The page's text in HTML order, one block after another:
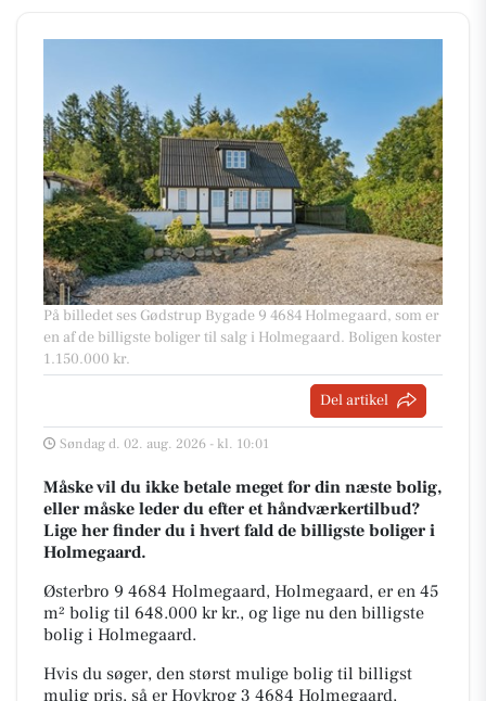
På billedet ses Gødstrup Bygade 9 4684 Holmegaard, som er
en af de billigste boliger til salg i Holmegaard. Boligen koster
1.150.000 kr.
Del artikel
Søndag d. 02. aug. 2026 - kl. 10:01
Måske vil du ikke betale meget for din næste bolig,
eller måske leder du efter et håndværkertilbud?
Lige her finder du i hvert fald de billigste boliger i
Holmegaard.
Østerbro 9 4684 Holmegaard, Holmegaard, er en 45
m² bolig til 648.000 kr kr., og lige nu den billigste
bolig i Holmegaard.
Hvis du søger, den størst mulige bolig til billigst
mulig pris, så er Hovkrog 3 4684 Holmegaard,